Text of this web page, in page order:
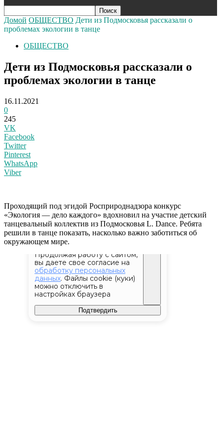
Домой ОБЩЕСТВО Дети из Подмосковья рассказали о
проблемах экологии в танце
ОБЩЕСТВО
Дети из Подмосковья рассказали о
проблемах экологии в танце
16.11.2021
0
245
VK
Facebook
Twitter
Pinterest
WhatsApp
Viber
Проходящий под эгидой Росприроднадзора конкурс
«Экология — дело каждого» вдохновил на участие детский
танцевальный коллектив из Подмосковья L. Dance. Ребята
решили в танце показать, насколько важно заботиться об
окружающем мире.